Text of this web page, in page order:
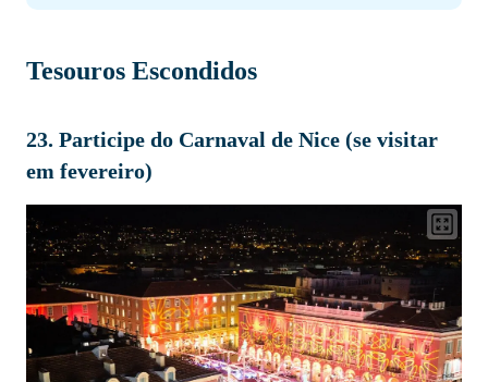
Tesouros Escondidos
23. Participe do Carnaval de Nice (se visitar
em fevereiro)